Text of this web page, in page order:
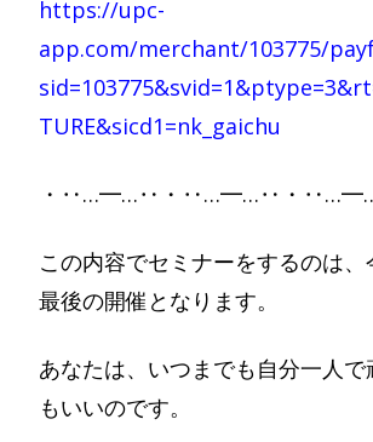
https://upc-
app.com/merchant/103775/
TURE&sicd1=nk_gaichu
・‥…━…‥・‥…━…‥・
この内容でセミナーをするのは
最後の開催となります。
あなたは、いつまでも自分一人で
もいいのです。